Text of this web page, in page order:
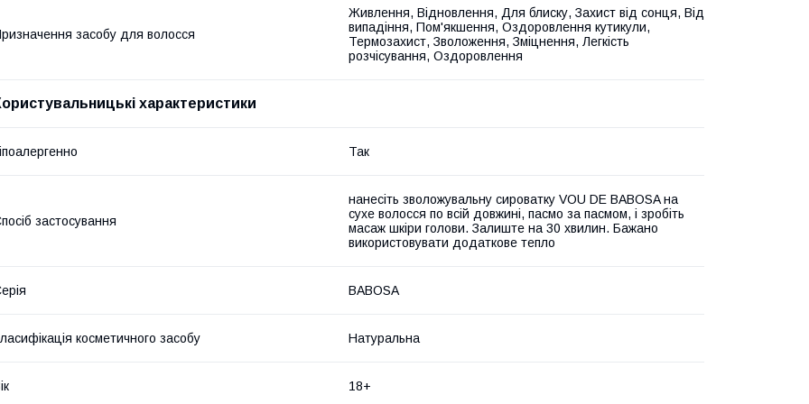
засобу для волосся
Живлення, Відновлення, Для блиску, Захист від сонця, Від
випадіння, Пом'якшення, Оздоровлення кутикули,
Термозахист, Зволоження, Зміцнення, Легкість
розчісування, Оздоровлення
характеристики
Так
застосування
нанесіть зволожувальну сироватку VOU DE BABOSA на
сухе волосся по всій довжині, пасмо за пасмом, і зробіть
масаж шкіри голови. Залиште на 30 хвилин. Бажано
використовувати додаткове тепло
BABOSA
косметичного засобу Натуральна
18+